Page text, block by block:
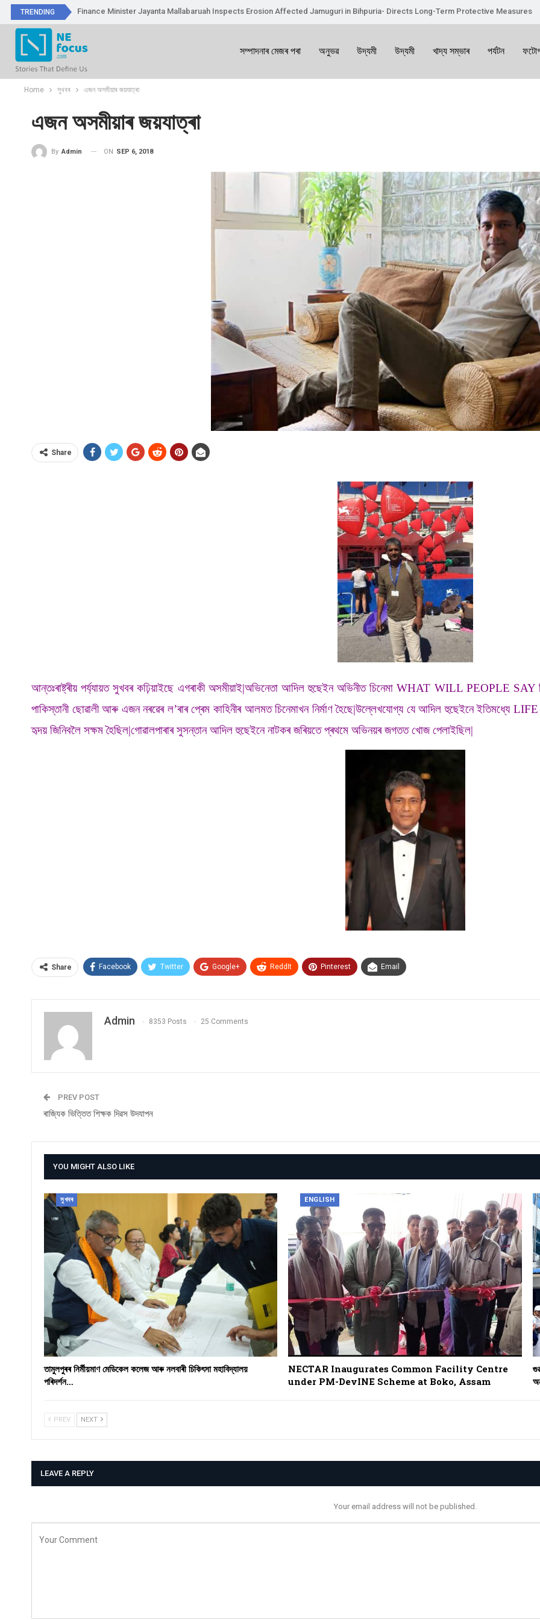
TRENDING Finance Minister Jayanta Mallabaruah Inspects Erosion Affected Jamuguri in Bihpuria- Directs Long-Term Protective Measures
সম্পাদনাৰ মেজৰ পৰা অনুভৱ উদ্যমী উদ্যমী খাদ্য সম্ভাৰ পৰ্যটন
Home সুখবৰ এজন অসমীয়াৰ জয়যাত্ৰা
এজন অসমীয়াৰ জয়যাত্ৰা
By Admin ON SEP 6, 2018
Share
আন্তঃৰাষ্ট্ৰীয় পৰ্য্যায়ত সুখবৰ কঢ়িয়াইছে এগৰাকী অসমীয়াই|অভিনেতা আদিল হুছেইন অভিনীত চিনেমা WHAT WILL PEOPLE SAY
পাকিস্তানী ছোৱালী আৰু এজন নৰৱেৰ ল’ৰাৰ প্ৰেম কাহিনীৰ আলমত চিনেমাখন নিৰ্মাণ হৈছে|উল্লেখযোগ্য যে আদিল হুছেইনে
হৃদয় জিনিবলৈ সক্ষম হৈছিল|গোৱালপাৰাৰ সুসন্তান আদিল হুছেইনে নাটকৰ জৰিয়তে প্ৰথমে অভিনয়ৰ জগতত খোজ পেলাইছিল|
Share Facebook Twitter Google+ ReddIt Pinterest Email
Admin 8353 Posts 25 Comments
PREV POST
ৰাজ্যিক ভিত্তিত শিক্ষক দিৱস উদযাপন
YOU MIGHT ALSO LIKE
সুখবৰ
তামুলপুৰৰ নিৰ্মীয়মাণ মেডিকেল কলেজ আৰু নলবাৰী চিকিৎসা মহাবিদ্যালয়
পৰিদৰ্শন…
ENGLISH
NECTAR Inaugurates Common Facility Centre
under PM-DevINE Scheme at Boko, Assam
PREV NEXT
LEAVE A REPLY
Your email address will not be published.